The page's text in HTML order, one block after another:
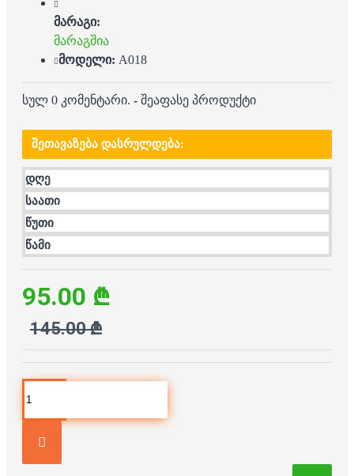
მარაგი:
მარაგშია
მოდელი: A018
სულ 0 კომენტარი. - შეაფასე პროდუქტი
ᲨᲔᲗᲐᲕᲐᲖᲔᲑᲐ ᲓᲐᲡᲠᲣᲚᲓᲔᲑᲐ:
დღე
საათი
წუთი
წამი
95.00 ₾
145.00 ₾